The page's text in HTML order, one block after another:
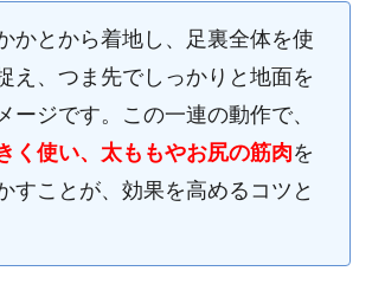
かとから着地し、足裏全体を使
え、つま先でしっかりと地面を
ージです。この一連の動作で、
く使い、太ももやお尻の筋肉を
すことが、効果を高めるコツと